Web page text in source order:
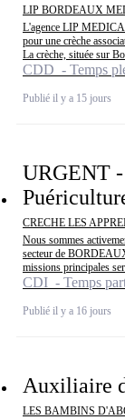
LIP BORDEAUX
L'agence LIP
pour une crèche
La crèche, située sur
CDD - Temps
Publié il y a 15 jours
URGENT
CRECHE LES
Nous sommes
secteur de
missions principales
CDI - Temps
Publié il y a 16 jours
Auxiliaire
LES BAMBINS